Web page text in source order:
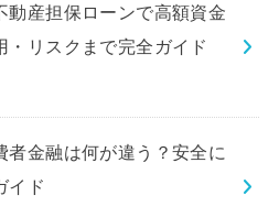
動産担保ローンで高額資金
・リスクまで完全ガイド
者金融は何が違う？安全に
イド